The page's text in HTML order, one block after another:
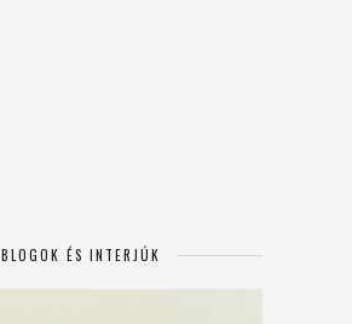
BLOGOK ÉS INTERJÚK